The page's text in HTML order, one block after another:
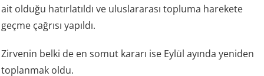
ait olduğu hatırlatıldı ve uluslararası topluma harekete
geçme çağrısı yapıldı.
Zirvenin belki de en somut kararı ise Eylül ayında yeniden
toplanmak oldu.